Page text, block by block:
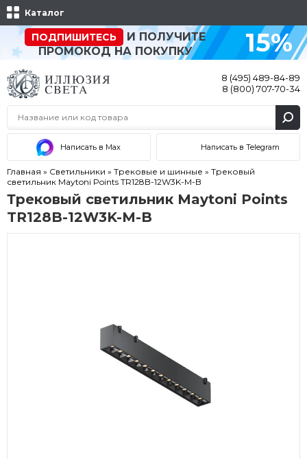
Каталог
ПОДПИШИТЕСЬ
И ПОЛУЧИТЕ
ПРОМОКОД НА ПОКУПКУ
15%
8 (495) 489-84-89
8 (800) 707-70-34
Написать в Max Написать в Telegram
Главная » Светильники » Трековые и шинные » Трековый
светильник Maytoni Points TR128B-12W3K-M-B
Трековый светильник Maytoni Points
TR128B-12W3K-M-B